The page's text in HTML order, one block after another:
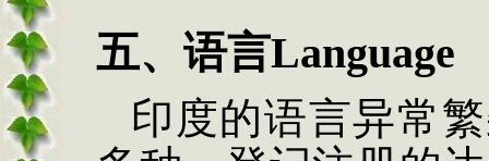
五、语言Language
印度的语言异常